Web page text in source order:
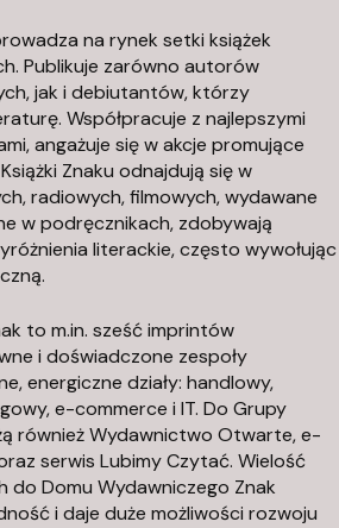
na rynek setki książek
Publikuje zarówno autorów
jak i debiutantów, którzy
Współpracuje z najlepszymi
angażuje się w akcje promujące
Znaku odnajdują się w
radiowych, filmowych, wydawane
w podręcznikach, zdobywają
literackie, często wywołując
to m.in. sześć imprintów
i doświadczone zespoły
energiczne działy: handlowy,
e-commerce i IT. Do Grupy
również Wydawnictwo Otwarte, e-
serwis Lubimy Czytać. Wielość
do Domu Wydawniczego Znak
i daje duże możliwości rozwoju